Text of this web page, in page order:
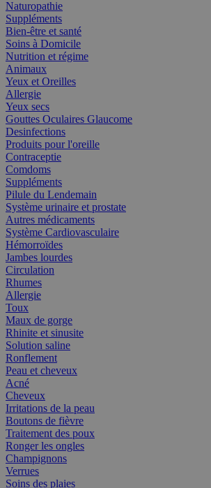
Naturopathie
Suppléments
Bien-être et santé
Soins à Domicile
Nutrition et régime
Animaux
Yeux et Oreilles
Allergie
Yeux secs
Gouttes Oculaires Glaucome
Desinfections
Produits pour l'oreille
Contraceptie
Comdoms
Suppléments
Pilule du Lendemain
Système urinaire et prostate
Autres médicaments
Système Cardiovasculaire
Hémorroïdes
Jambes lourdes
Circulation
Rhumes
Allergie
Toux
Maux de gorge
Rhinite et sinusite
Solution saline
Ronflement
Peau et cheveux
Acné
Cheveux
Irritations de la peau
Boutons de fièvre
Traitement des poux
Ronger les ongles
Champignons
Verrues
Soins des plaies